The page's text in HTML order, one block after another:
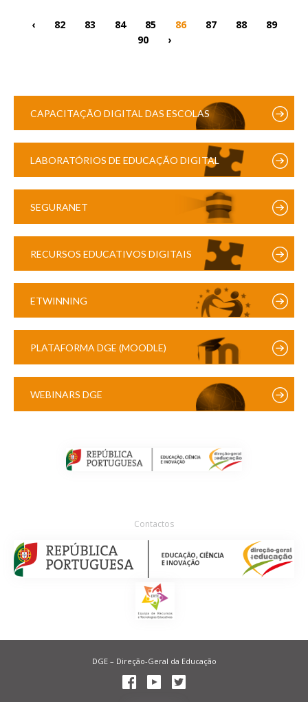
‹ 82 83 84 85 86 87 88
89
90
›
CAPACITAÇÃO DIGITAL DAS ESCOLAS
LABORATÓRIOS DE EDUCAÇÃO DIGITAL
SEGURANET
RECURSOS EDUCATIVOS DIGITAIS
ETWINNING
PLATAFORMA DGE (MOODLE)
WEBINARS DGE
Contactos
DGE – Direção-Geral da Educação